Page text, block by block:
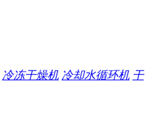
冷冻干燥机 冷却水循环机 干